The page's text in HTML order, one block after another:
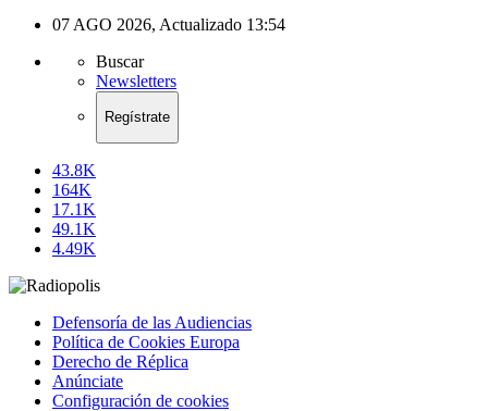
07 AGO 2026, Actualizado 13:54
Buscar
Newsletters
Regístrate
43.8K
164K
17.1K
49.1K
4.49K
Defensoría de las Audiencias
Política de Cookies Europa
Derecho de Réplica
Anúnciate
Configuración de cookies